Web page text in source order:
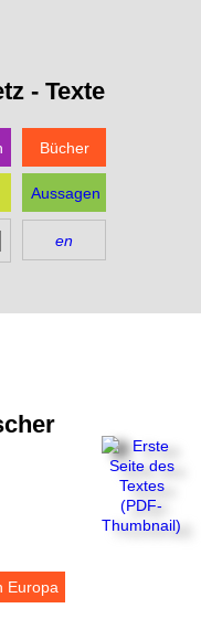
- Texte
Bücher
Aussagen
en
Europa